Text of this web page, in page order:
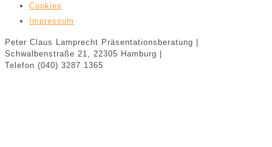
Cookies
Impressum
Peter Claus Lamprecht Präsentationsberatung |
Schwalbenstraße 21,
22305 Hamburg |
Telefon (040) 3287 1365